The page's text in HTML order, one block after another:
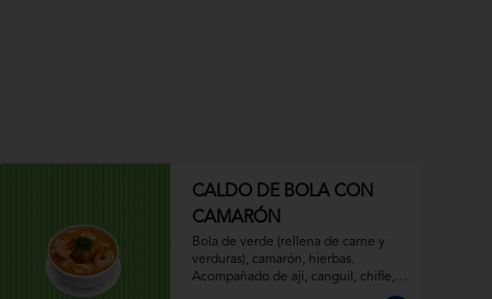
CALDO DE BOLA CON
CAMARÓN
Bola de verde (rellena de carne y
verduras), camarón, hierbas.
Acompañado de ají, canguil, chifle,